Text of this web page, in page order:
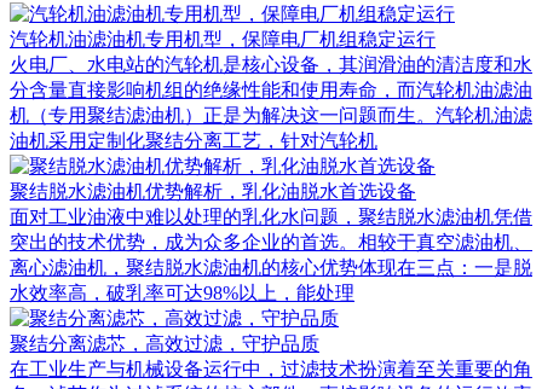
汽轮机油滤油机专用机型，保障电厂机组稳定运行
火电厂、水电站的汽轮机是核心设备，其润滑油的清洁度和水
分含量直接影响机组的绝缘性能和使用寿命，而汽轮机油滤油
机（专用聚结滤油机）正是为解决这一问题而生。汽轮机油滤
油机采用定制化聚结分离工艺，针对汽轮机
聚结脱水滤油机优势解析，乳化油脱水首选设备
面对工业油液中难以处理的乳化水问题，聚结脱水滤油机凭借
突出的技术优势，成为众多企业的首选。相较于真空滤油机、
离心滤油机，聚结脱水滤油机的核心优势体现在三点：一是脱
水效率高，破乳率可达98%以上，能处理
聚结分离滤芯，高效过滤，守护品质
在工业生产与机械设备运行中，过滤技术扮演着至关重要的角